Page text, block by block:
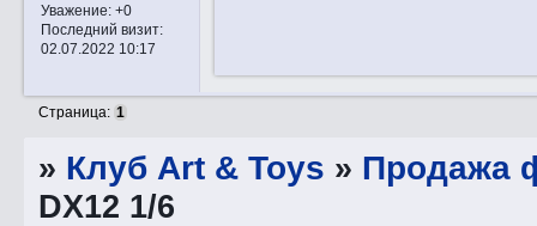
Уважение: +0
Последний визит:
02.07.2022 10:17
Страница: 1
» Клуб Art & Toys » Продажа
DX12 1/6